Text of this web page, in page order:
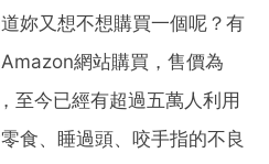
妳又想不想購買一個呢？有
網站購買，售價為
至今已經有超過五萬人利用
食、睡過頭、咬手指的不良